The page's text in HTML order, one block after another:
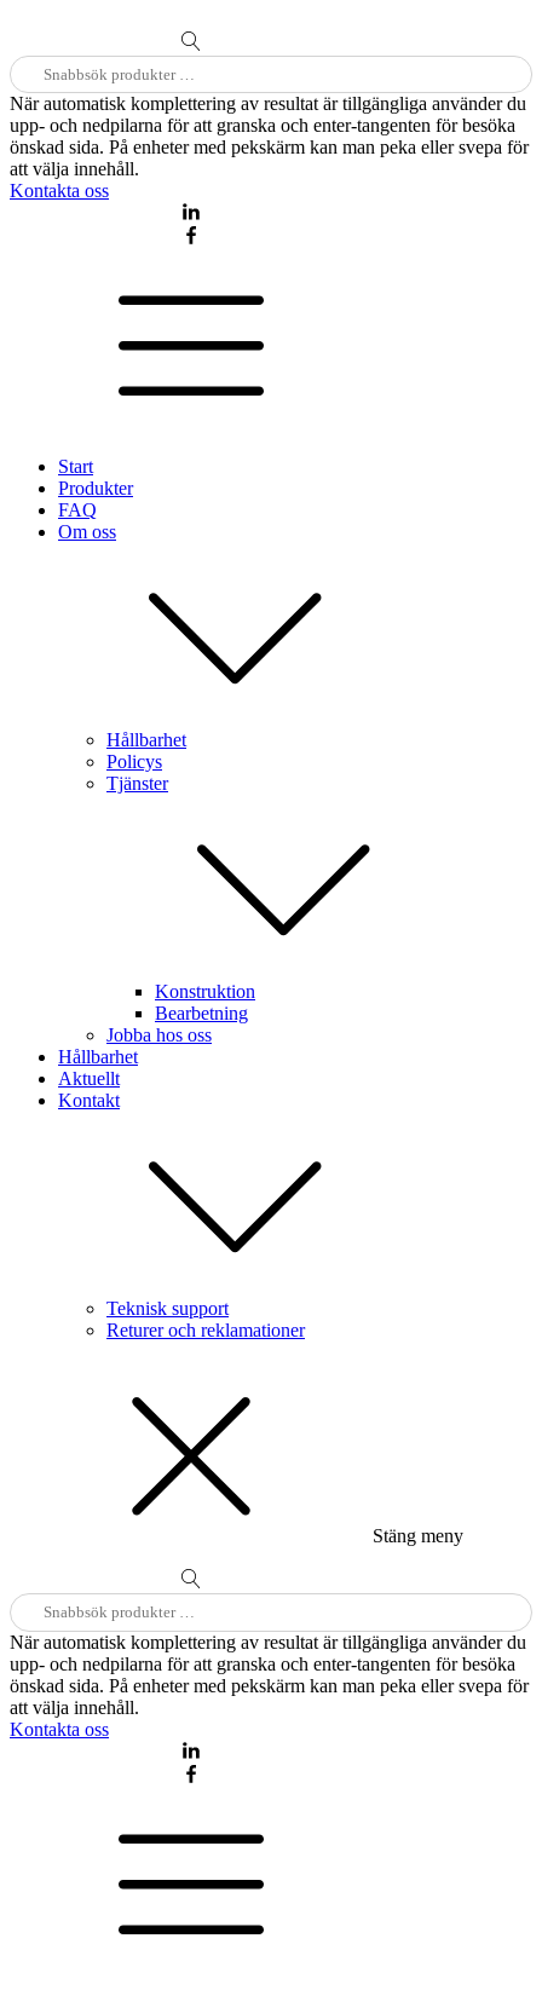
Sök
efter:
När automatisk komplettering av resultat är tillgängliga använder du
upp- och nedpilarna för att granska och enter-tangenten för besöka
önskad sida. På enheter med pekskärm kan man peka eller svepa för
att välja innehåll.
Kontakta oss
Start
Produkter
FAQ
Om oss
Hållbarhet
Policys
Tjänster
Konstruktion
Bearbetning
Jobba hos oss
Hållbarhet
Aktuellt
Kontakt
Teknisk support
Returer och reklamationer
Stäng meny
Sök
efter:
När automatisk komplettering av resultat är tillgängliga använder du
upp- och nedpilarna för att granska och enter-tangenten för besöka
önskad sida. På enheter med pekskärm kan man peka eller svepa för
att välja innehåll.
Kontakta oss